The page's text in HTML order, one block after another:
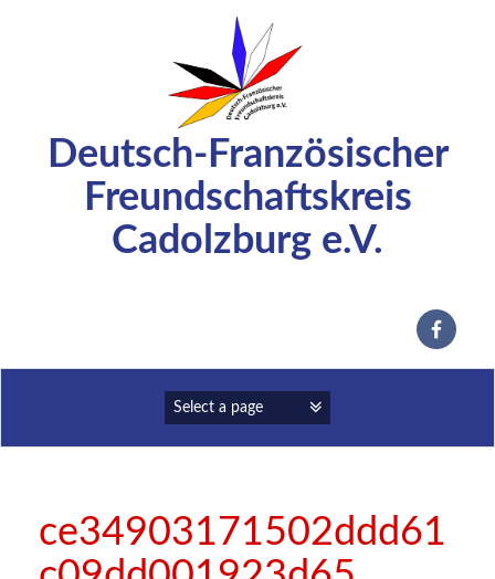
Deutsch-Französischer
Freundschaftskreis
Cadolzburg e.V.
ce34903171502ddd61